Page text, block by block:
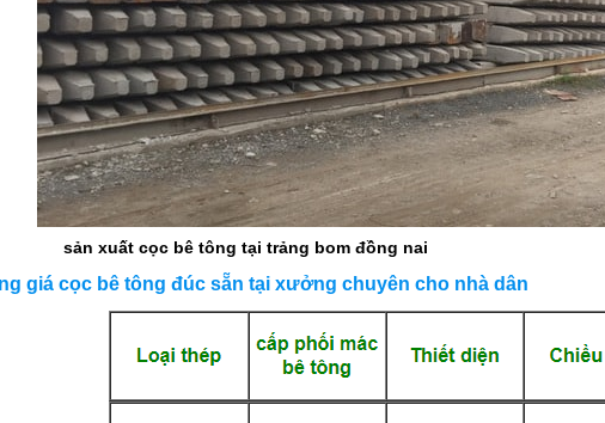
xuất cọc bê tông tại trảng bom đồng nai
giá cọc bê tông đúc sẵn tại xưởng chuyên cho nhà dân